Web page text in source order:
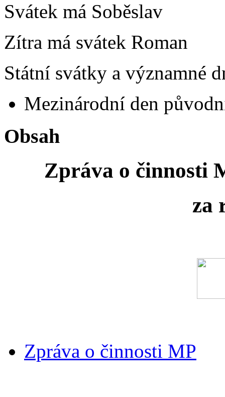
Svátek má Soběslav
Zítra má svátek Roman
Státní svátky a významné
Mezinárodní den
Obsah
Zpráva o činnosti
za
Zpráva o činnosti MP